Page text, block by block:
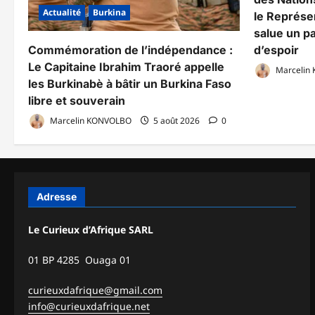
Actualité Burkina
Commémoration de l’indépendance :
Le Capitaine Ibrahim Traoré appelle
les Burkinabè à bâtir un Burkina Faso
libre et souverain
Marcelin KONVOLBO 5 août 2026 0
le
salue un
d’espoir
Marcelin
Adresse
Le Curieux d’Afrique SARL
01 BP 4285 Ouaga 01
curieuxdafrique@gmail.com
info@curieuxdafrique.net